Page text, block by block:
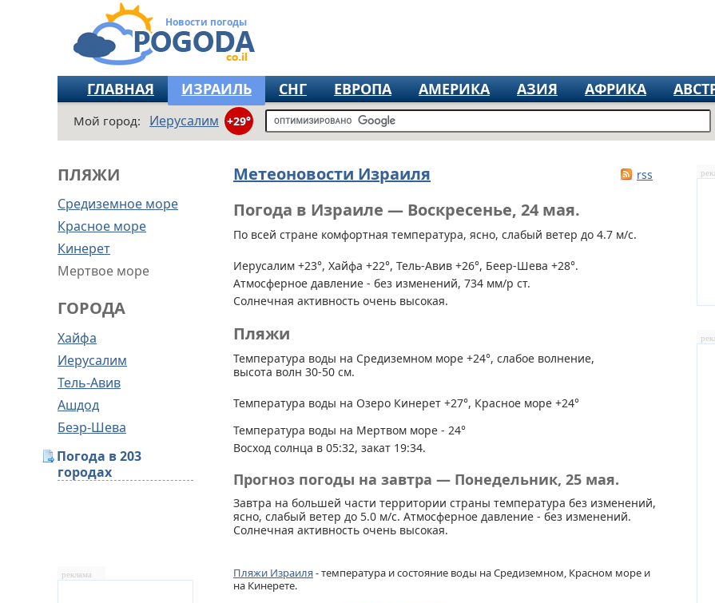
Новости погоды
ГЛАВНАЯ ИЗРАИЛЬ СНГ ЕВРОПА АМЕРИКА АЗИЯ АФРИКА
Мой город: Иерусалим +29°
ПЛЯЖИ
Средиземное море
Красное море
Кинерет
Мертвое море
ГОРОДА
Хайфа
Иерусалим
Тель-Авив
Ашдод
Беэр-Шева
Погода в 203
городах
реклама
Метеоновости Израиля rss
Погода в Израиле — Воскресенье, 24 мая.
По всей стране комфортная температура, ясно, слабый ветер до 4.7 м/с.
Иерусалим +23°, Хайфа +22°, Тель-Авив +26°, Беер-Шева +28°.
Атмосферное давление - без изменений, 734 мм/р ст.
Солнечная активность очень высокая.
Пляжи
Температура воды на Средиземном море +24°, слабое волнение,
высота волн 30-50 см.
Температура воды на Озеро Кинерет +27°, Красное море +24°
Температура воды на Мертвом море - 24°
Восход солнца в 05:32, закат 19:34.
Прогноз погоды на завтра — Понедельник, 25 мая.
Завтра на большей части территории страны температура без изменений,
ясно, слабый ветер до 5.0 м/с. Атмосферное давление - без изменений.
Солнечная активность очень высокая.
Пляжи Израиля- температура и состояние воды на Средиземном, Красном море и
на Кинерете.